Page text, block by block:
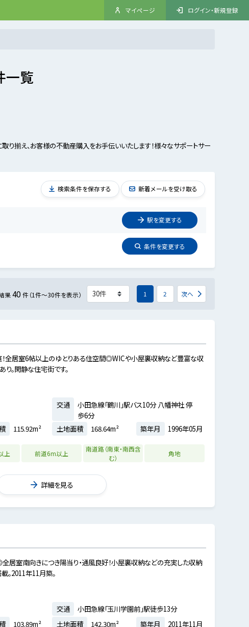
マイページ ログイン・新規登録
一覧
揃え、お客様の不動産購入をお手伝いいたします！様々なサポートサー
駅を変更する
条件を変更する
検索条件を保存する 新着メールを受け取る
果 40 件（1件～30件を表示） 1 2 次へ
！全居室6帖以上のゆとりある住空間◎WICや小屋裏収納など豊富な収
。閑静な住宅街です。
交通
小田急線「鶴川」駅バス10分 八幡神社 停
歩6分
115.92m² 土地面積 168.64m² 築年月 1996年05月
上 前道6m以上
南道路（南東・南西含
む）
角地
詳細を見る
室南向きにつき陽当り・通風良好！小屋裏収納などの充実した収納
。2011年11月築。
交通
小田急線「玉川学園前」駅徒歩13分
103.89m² 土地面積 142.30m² 築年月 2011年11月